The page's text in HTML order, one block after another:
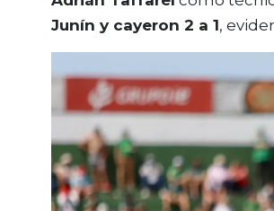
Junín y cayeron 2 a 1,